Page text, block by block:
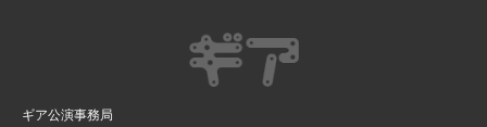
ギア公演事務局